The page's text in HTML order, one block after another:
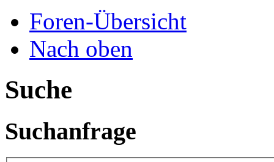
Foren-Übersicht
Nach oben
Suche
Suchanfrage